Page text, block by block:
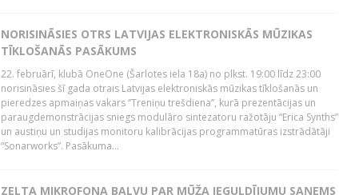
NORISINĀSIES OTRS LATVIJAS ELEKTRONISKĀS MŪZIKAS
TĪKLOŠANĀS PASĀKUMS
22. februārī, klubā OneOne (Šarlotes iela 18a) no plkst. 19:00 līdz 23:00
norisināsies šī gada otrais Latvijas elektroniskās mūzikas tīklošanās un
pieredzes apmaiņas vakars ‘’Treniņu trešdiena’’, kurā prezentācijas un
paraugdemonstrācijas sniegs modulāro sintezatoru ražotāju “Erica Synths”
un austiņu un studijas monitoru kalibrācijas programmatūras izstrādātāji
“Sonarworks”. Pasākuma...
ZELTA MIKROFONA BALVU PAR MŪŽA IEGULDĪJUMU SAŅEMS